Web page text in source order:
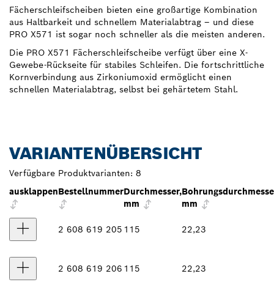
Fächerschleifscheiben bieten eine großartige Kombination
aus Haltbarkeit und schnellem Materialabtrag – und diese
PRO X571 ist sogar noch schneller als die meisten anderen.
Die PRO X571 Fächerschleifscheibe verfügt über eine X-
Gewebe-Rückseite für stabiles Schleifen. Die fortschrittliche
Kornverbindung aus Zirkoniumoxid ermöglicht einen
schnellen Materialabtrag, selbst bei gehärtetem Stahl.
VARIANTENÜBERSICHT
Verfügbare Produktvarianten: 8
ausklappenBestellnummerDurchmesser,
mm
mm
2 608 619 205 115 22,23
2 608 619 206 115 22,23